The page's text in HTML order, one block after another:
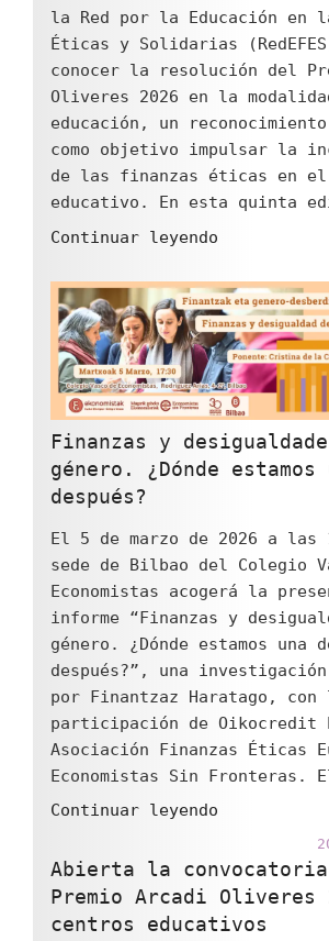
la Red por la Educación en
Éticas y Solidarias
conocer la resolución del
Oliveres 2026 en la
educación, un
como objetivo impulsar la
de las finanzas éticas en el
educativo. En esta quinta
Continuar leyendo
Arcadi
Oliveres
2026
en
la
modalidad
de
educación
utiliza
el
trabajar
aula"
Finanzas y
género. ¿Dónde estamos
después?
El 5 de marzo de 2026 a
sede de Bilbao del Colegio
Economistas acogerá la
informe “Finanzas y
género. ¿Dónde estamos una
después?”, una
por Finantzaz Haratago, con
participación de Oikocredit
Asociación Finanzas Éticas
Economistas Sin Fronteras.
Continuar leyendo
de
género.
Abierta la
Premio Arcadi Oliveres
centros educativos